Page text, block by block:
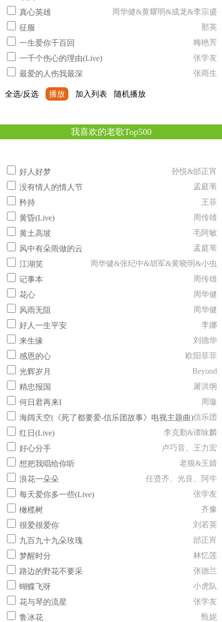
真心英雄
周华健&黄耀明&成龙&李宗盛
征服
那英
一生爱你千百回
梅艳芳
一千个伤心的理由(Live)
张学友
最爱的人伤我最深
张雨生
全选/反选 播放 加入列表 随机播放
我喜欢的老歌Top500
好人好梦
孙悦&邰正宵
没有情人的情人节
孟庭苇
矜持
王菲
黄昏(Live)
周传雄
黄土高坡
毛阿敏
风中有朵雨做的云
孟庭苇
江湖笑
周华健&张纪中&胡军&黄晓明&小虫
记事本
周传雄
花心
周华健
风雨无阻
周华健
好人一生平安
李娜
来生缘
刘德华
感恩的心
欧阳菲菲
光辉岁月
Beyond
精忠报国
屠洪纲
何日君再来I
周璇
海阔天空(《死了都要爱-信乐团故事》电视主题曲)信乐团
红日(Live)
李克勤&谭咏麟
好心分手
卢巧音、王力宏
想把我唱给你听
老狼&王婧
浪花一朵朵
任贤齐、光良、阿牛
每天爱你多一些(Live)
张学友
橄榄树
齐豫
很爱很爱你
刘若英
九百九十九朵玫瑰
邰正宵
梦醒时分
林忆莲
路边的野花不要采
张德兰
蝴蝶飞呀
小虎队
花与琴的流星
张学友
鲁冰花
甄妮